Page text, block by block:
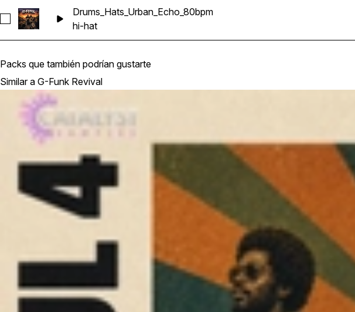
Seleccionar Drums_Hats_Urban_Echo_80bpm
Drums_Hats_Urban_Echo_80bpm
hi-hat
Packs que también podrían gustarte
Similar a G-Funk Revival